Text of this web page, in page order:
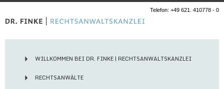
Telefon: +49 621. 410778 - 0
WILLKOMMEN BEI DR. FINKE | RECHTSANWALTSKANZLEI
RECHTSANWÄLTE